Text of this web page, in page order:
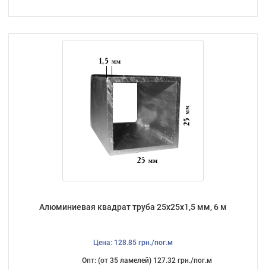
Алюминиевая квадрат труба 25х25х1,5 мм, 6 м
Цена: 128.85 грн./пог.м
Опт: (от 35 ламелей) 127.32 грн./пог.м